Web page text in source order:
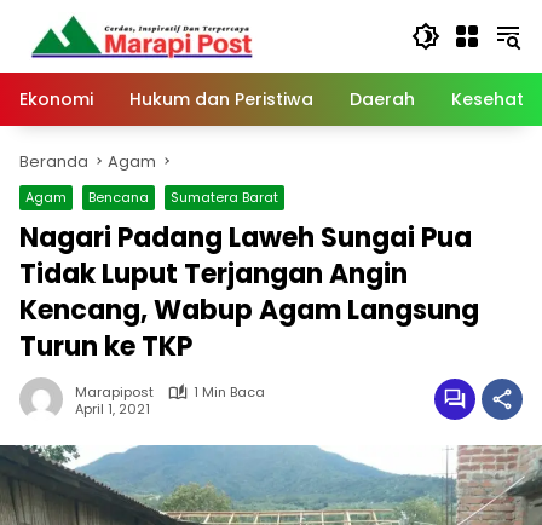
Langsung
konten
Ekonomi
Hukum dan Peristiwa Daerah
Beranda Agam
Agam Bencana Sumatera Barat
Nagari Padang Laweh Sungai Pua
Tidak Luput Terjangan Angin
Kencang, Wabup Agam Langsung
Turun ke TKP
Marapipost
1 Min Baca
April 1, 2021